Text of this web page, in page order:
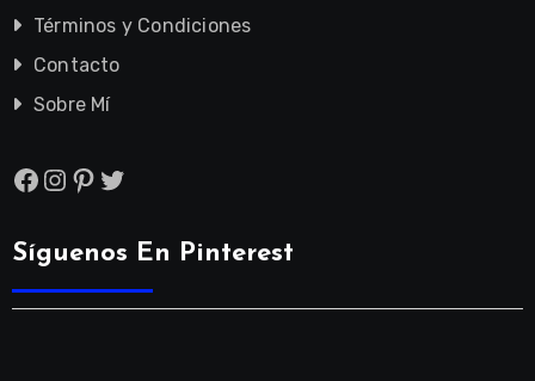
Términos y Condiciones
Contacto
Sobre Mí
Facebook
Instagram
Pinterest
Twitter
Síguenos En Pinterest